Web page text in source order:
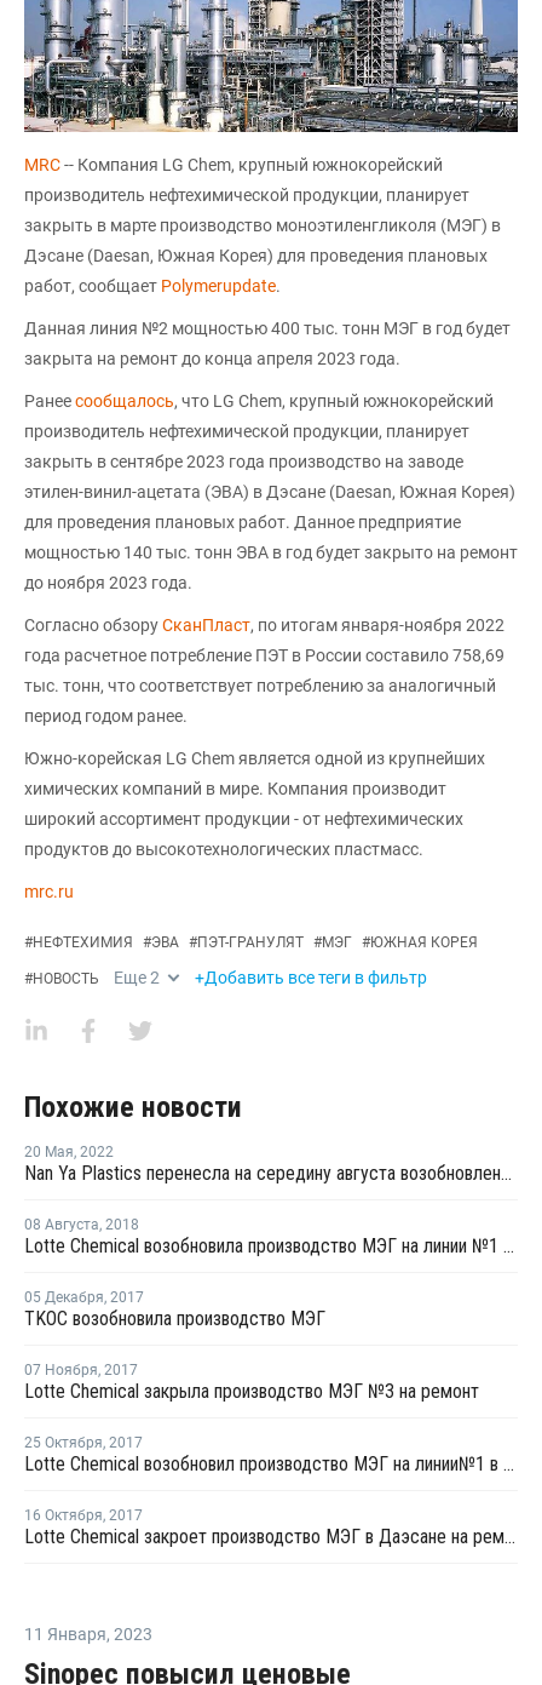
MRC-- Компания LG Chem, крупный южнокорейский
производитель нефтехимической продукции, планирует
закрыть в марте производство моноэтиленгликоля (МЭГ) в
Дэсане (Daesan, Южная Корея) для проведения плановых
работ, сообщает Polymerupdate.
Данная линия №2 мощностью 400 тыс. тонн МЭГ в год будет
закрыта на ремонт до конца апреля 2023 года.
Ранеесообщалось, что LG Chem, крупный южнокорейский
производитель нефтехимической продукции, планирует
закрыть в сентябре 2023 года производство на заводе
этилен-винил-ацетата (ЭВА) в Дэсане (Daesan, Южная Корея)
для проведения плановых работ. Данное предприятие
мощностью 140 тыс. тонн ЭВА в год будет закрыто на ремонт
до ноября 2023 года.
Согласно обзоруСканПласт, по итогам января-ноября 2022
года расчетное потребление ПЭТ в России составило 758,69
тыс. тонн, что соответствует потреблению за аналогичный
период годом ранее.
Южно-корейская LG Chem является одной из крупнейших
химических компаний в мире. Компания производит
широкий ассортимент продукции - от нефтехимических
продуктов до высокотехнологических пластмасс.
mrc.ru
#НЕФТЕХИМИЯ #ЭВА #ПЭТ-ГРАНУЛЯТ #МЭГ #ЮЖНАЯ КОРЕЯ
#НОВОСТЬ Еще2 +Добавить все теги в фильтр
Похожие новости
20 Мая, 2022
Nan Ya Plastics перенесла на середину августа возобновление производства МЭГ на линии №4 в Тайване
08 Августа, 2018
Lotte Chemical возобновила производство МЭГ на линии №1 в Йосу
05 Декабря, 2017
TKOC возобновила производство МЭГ
07 Ноября, 2017
Lotte Chemical закрыла производство МЭГ №3 на ремонт
25 Октября, 2017
Lotte Chemical возобновил производство МЭГ на линии№1 в Даэсане
16 Октября, 2017
Lotte Chemical закроет производство МЭГ в Даэсане на ремонт 15 октября
11 Января, 2023
Sinopec повысил ценовые